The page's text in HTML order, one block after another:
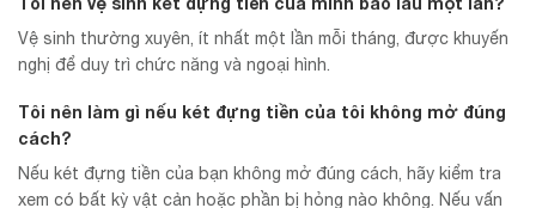
Vệ sinh thường xuyên, ít nhất một lần mỗi tháng, được khuyến
nghị để duy trì chức năng và ngoại hình.
Tôi nên làm gì nếu két đựng tiền của tôi không mở đúng
cách?
Nếu két đựng tiền của bạn không mở đúng cách, hãy kiểm tra
xem có bất kỳ vật cản hoặc phần bị hỏng nào không. Nếu vấn